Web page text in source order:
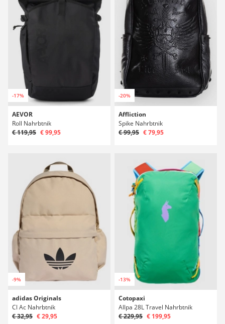
-17%
AEVOR
Roll Nahrbtnik
€ 119,95 € 99,95
-20%
Affliction
Spike Nahrbtnik
€ 99,95 € 79,95
-9%
adidas Originals
Cl Ac Nahrbtnik
€ 32,95 € 29,95
-13%
Cotopaxi
Allpa 28L Travel Nahrbtnik
€ 229,95 € 199,95